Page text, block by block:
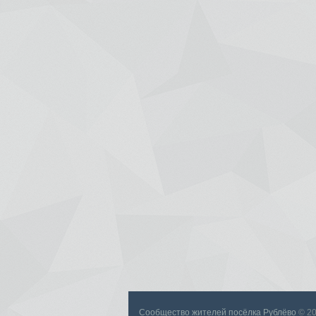
Сообщество жителей посёлка Рублёво ©